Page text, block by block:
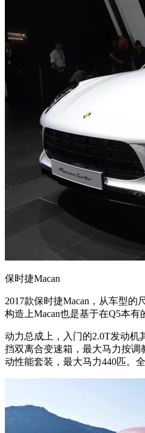
保时捷Macan​
2017款保时捷Macan，从车型
构造上Macan也是基于在Q5本有
动力总成上，入门的2.0T发动机
挡双离合变速箱，最大马力按调
动性能套装，最大马力440匹。